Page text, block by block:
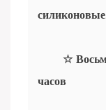
☆
часов